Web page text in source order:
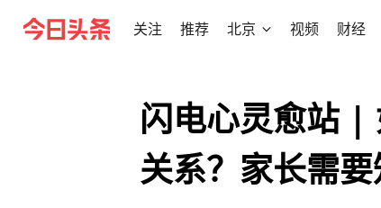
关注 推荐 北京 视频 财经
闪电心灵愈站 |
关系？家长需